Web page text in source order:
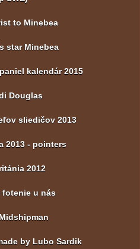
to Minebea
star Minebea
kalendár 2015
Douglas
sliedičov 2013
2013 - pointers
2012
fotenie u nás
by Lubo Sardik